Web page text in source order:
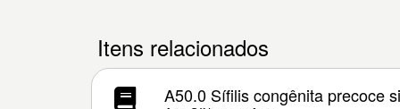
Itens relacionados
A50.0 Sífilis congênita precoce